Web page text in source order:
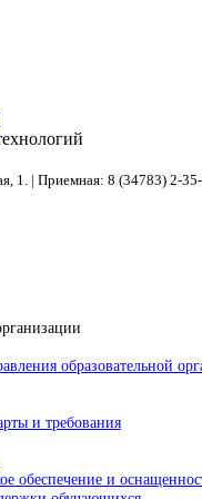
1. | Приемная: 8 (34783) 2-
образовательной
и требования
обеспечение и